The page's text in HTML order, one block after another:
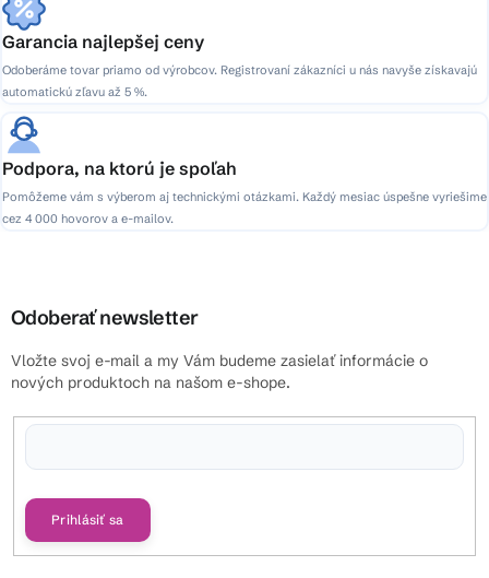
Garancia najlepšej ceny
Odoberáme tovar priamo od výrobcov. Registrovaní zákazníci u nás navyše získavajú
automatickú zľavu až 5 %.
Podpora, na ktorú je spoľah
Pomôžeme vám s výberom aj technickými otázkami. Každý mesiac úspešne vyriešime
cez 4 000 hovorov a e-mailov.
Odoberať newsletter
Vložte svoj e-mail a my Vám budeme zasielať informácie o
nových produktoch na našom e-shope.
Prihlásiť sa